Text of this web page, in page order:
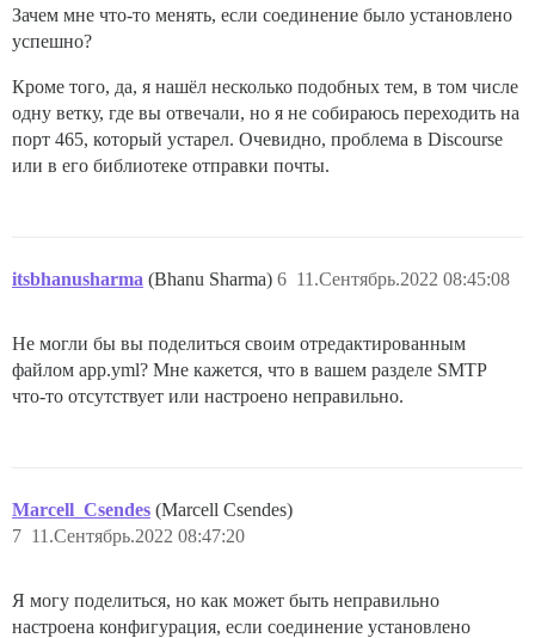
Зачем мне что-то менять, если соединение было установлено
успешно?
Кроме того, да, я нашёл несколько подобных тем, в том числе
одну ветку, где вы отвечали, но я не собираюсь переходить на
порт 465, который устарел. Очевидно, проблема в Discourse
или в его библиотеке отправки почты.
itsbhanusharma (Bhanu Sharma) 11.Сентябрь.2022 08:45:08
6
Не могли бы вы поделиться своим отредактированным
файлом app.yml? Мне кажется, что в вашем разделе SMTP
что-то отсутствует или настроено неправильно.
Marcell_Csendes (Marcell Csendes)
11.Сентябрь.2022 08:47:20
7
Я могу поделиться, но как может быть неправильно
настроена конфигурация, если соединение установлено